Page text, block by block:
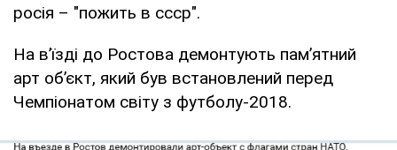
росія – "пожить в ссср".
На в’їзді до Ростова демонтують пам’ятний
арт об’єкт, який був встановлений перед
Чемпіонатом світу з футболу-2018.